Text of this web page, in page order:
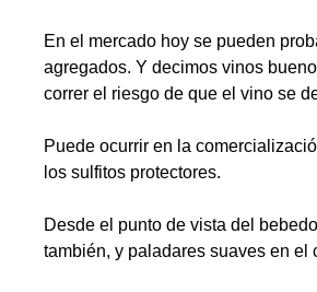
En el mercado hoy se pueden
agregados. Y decimos vinos
correr el riesgo de que el vino se
Puede ocurrir en la
los sulfitos protectores.
Desde el punto de vista del
también, y paladares suaves en el